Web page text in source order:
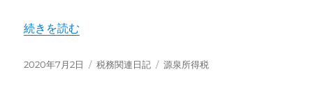
“上期の源泉納付書作成、完了しました！” の
続きを読む
投
2020年7月2日
カ
税務関連日記
タ
源泉所得税